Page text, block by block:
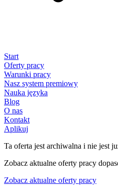
Start
Oferty pracy
Warunki pracy
Nasz system premiowy
Nauka języka
Blog
O nas
Kontakt
Aplikuj
Ta oferta jest archiwalna i nie jest
Zobacz aktualne oferty pracy
Zobacz aktualne oferty pracy